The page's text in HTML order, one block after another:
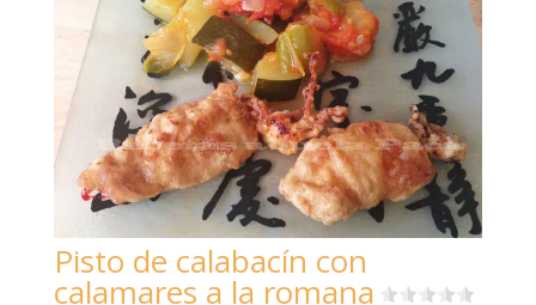
Pisto de calabacín con
calamares a la romana